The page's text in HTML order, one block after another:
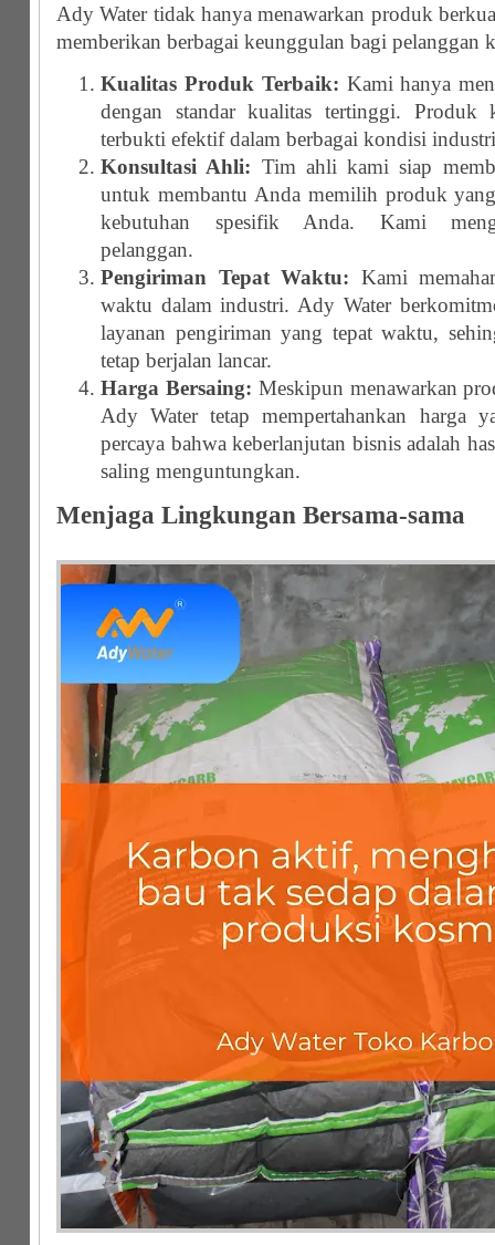
Ady Water tidak hanya menawarkan produk
memberikan berbagai keunggulan bagi pelanggan
Kualitas Produk Terbaik: Kami hanya
dengan standar kualitas tertinggi.
terbukti efektif dalam berbagai kondisi
Konsultasi Ahli: Tim ahli kami siap
untuk membantu Anda memilih produk
kebutuhan spesifik Anda. Kami
pelanggan.
Pengiriman Tepat Waktu: Kami
waktu dalam industri. Ady Water
layanan pengiriman yang tepat waktu,
tetap berjalan lancar.
Harga Bersaing: Meskipun menawarkan
Ady Water tetap mempertahankan harga
percaya bahwa keberlanjutan bisnis adalah
saling menguntungkan.
Menjaga Lingkungan Bersama-sama